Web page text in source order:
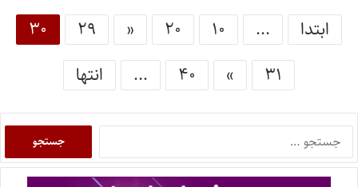
ابتدا ... ۱۰ ۲۰ « ۲۹
۳۰
۳۱
» ۴۰ ... انتها